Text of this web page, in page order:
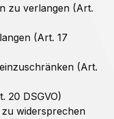
zu verlangen (Art.
(Art. 17
(Art.
20 DSGVO)
widersprechen